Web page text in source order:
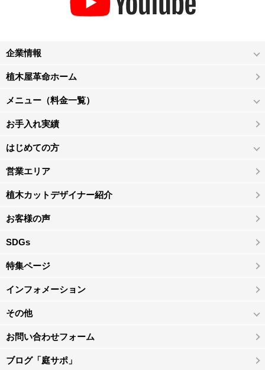
企業情報
植木屋革命ホーム
メニュー（料金一覧）
お手入れ実績
はじめての方
営業エリア
植木カットデザイナー紹介
お客様の声
SDGs
特集ページ
インフォメーション
その他
お問い合わせフォーム
ブログ「庭サポ」